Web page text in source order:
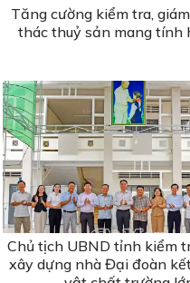
Tăng cường kiểm tra,
thác thuỷ sản mang tính
Chủ tịch UBND tỉnh kiểm
xây dựng nhà Đại đoàn